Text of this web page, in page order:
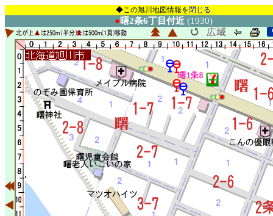
◆この旭川地図情報を閉じる
●曙2条6丁目付近(1930)